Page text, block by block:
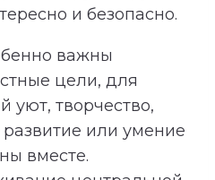
и безопасно.
важны
цели, для
уют, творчество,
или умение
вместе.